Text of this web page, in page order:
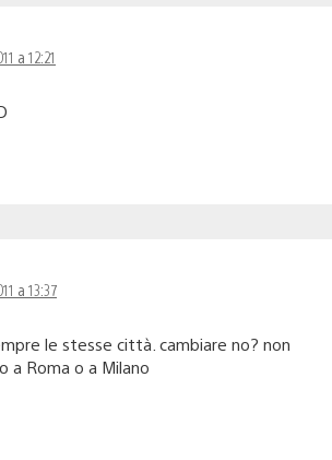
a 12:21
a 13:37
le stesse città. cambiare no? non
a Roma o a Milano